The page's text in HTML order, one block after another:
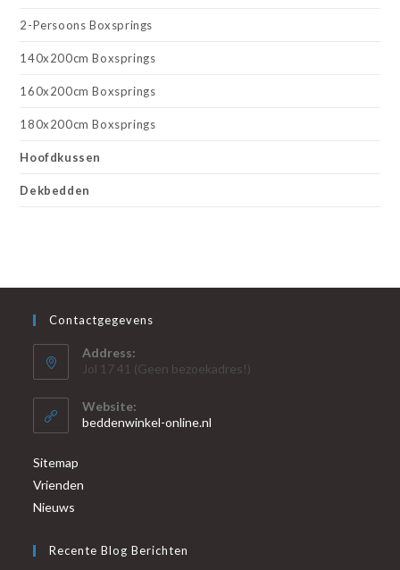
2-Persoons Boxsprings
140x200cm Boxsprings
160x200cm Boxsprings
180x200cm Boxsprings
Hoofdkussen
Dekbedden
Contactgegevens
Address:
Jol 17 41 (Geen bezoekadres!)
Website:
beddenwinkel-online.nl
Sitemap
Vrienden
Nieuws
Recente Blog Berichten